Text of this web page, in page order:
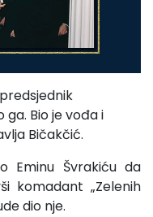
ga. Bio je vođa i
Bičakčić.
Eminu Švrakiću da
komadant „Zelenih
dio nje.